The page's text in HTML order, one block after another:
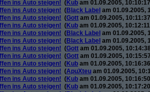
ins Auto steigen! (Kub am 01.09.2005,
ins Auto steigen! (Black Label am 01.09.2005,
ins Auto steigen! (Gott am 01.09.2005,
ins Auto steigen! (Kub am 01.09.2005,
ins Auto steigen! (Black Label am 01.09.2005,
ins Auto steigen! (Black Label am 01.09.2005,
ins Auto steigen! (Gott am 01.09.2005,
ins Auto steigen! (Gott am 01.09.2005,
ins Auto steigen! (Kub am 01.09.2005,
ins Auto steigen! (ApuXteu am 01.09.2005,
ins Auto steigen! (Kub am 01.09.2005,
ins Auto steigen! (Kub am 01.09.2005,